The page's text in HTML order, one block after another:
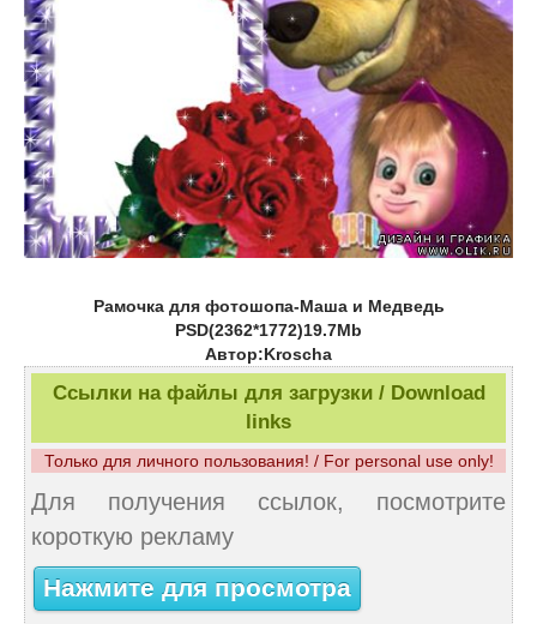
Рамочка для фотошопа-Маша и Медведь
PSD(2362*1772)19.7Mb
Автор:Kroscha
Ссылки на файлы для загрузки / Download
links
Только для личного пользования! / For personal use only!
Для получения ссылок, посмотрите
короткую рекламу
Нажмите для просмотра